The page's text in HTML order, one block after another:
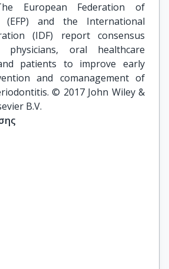
European Federation of
(EFP) and the International
(IDF) report consensus
oral healthcare
patients to improve early
and comanagement of
© 2017 John Wiley &
B.V.